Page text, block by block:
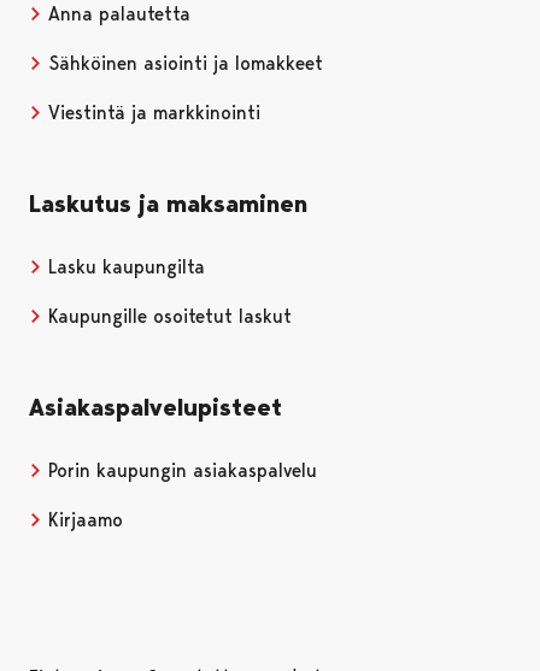
Anna palautetta
Sähköinen asiointi ja lomakkeet
Viestintä ja markkinointi
Laskutus ja maksaminen
Lasku kaupungilta
Kaupungille osoitetut laskut
Asiakaspalvelupisteet
Porin kaupungin asiakaspalvelu
Kirjaamo